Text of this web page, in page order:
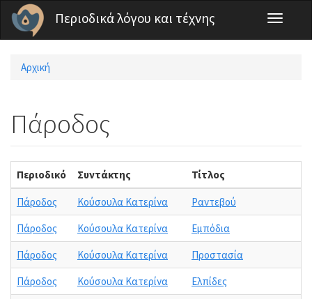
Παράκαμψη προς το κυρίως περιεχόμενο
Περιοδικά λόγου και τέχνης
Toggle
Είστε εδώ
Αρχική
Πάροδος
Περιοδικό Συντάκτης Τίτλος
Πάροδος Κούσουλα Κατερίνα
Ραντεβού
Πάροδος
Κούσουλα Κατερίνα
Εμπόδια
Πάροδος
Κούσουλα Κατερίνα
Προστασία
Πάροδος
Κούσουλα Κατερίνα
Ελπίδες